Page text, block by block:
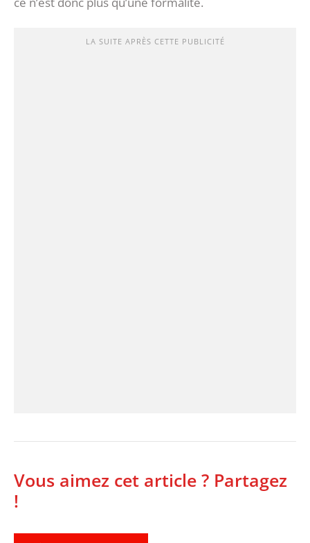
LA SUITE APRÈS CETTE PUBLICITÉ
Vous aimez cet article ? Partagez
!